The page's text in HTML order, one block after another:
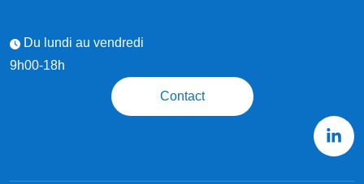
Du lundi au vendredi
9h00-18h
Contact